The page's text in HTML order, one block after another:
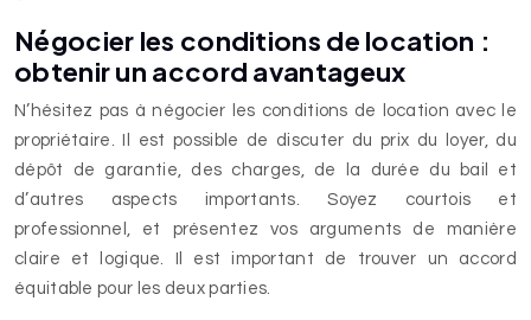
Négocier les conditions de location :
obtenir un accord avantageux
N’hésitez pas à négocier les conditions de location avec le
propriétaire. Il est possible de discuter du prix du loyer, du
dépôt de garantie, des charges, de la durée du bail et
d’autres aspects importants. Soyez courtois et
professionnel, et présentez vos arguments de manière
claire et logique. Il est important de trouver un accord
équitable pour les deux parties.